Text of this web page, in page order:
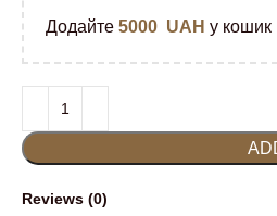
Додайте 5000 UAH у кошик
Reviews (0)